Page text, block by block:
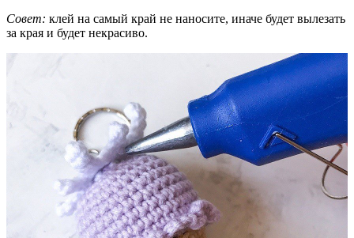
Совет: клей на самый край не наносите, иначе будет вылезать
за края и будет некрасиво.